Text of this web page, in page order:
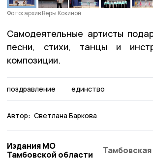
Фото: архив Веры Кокиной
Самодеятельные артисты
песни, стихи, танцы и
композиции.
поздравление единство
Автор: Светлана Баркова
Издания МО
Тамбовской области